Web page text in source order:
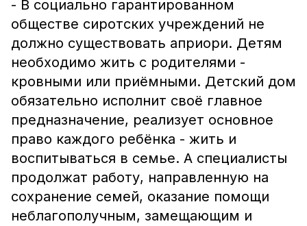
- В социально гарантированном
обществе сиротских учреждений не
должно существовать априори. Детям
необходимо жить с родителями -
кровными или приёмными. Детский дом
обязательно исполнит своё главное
предназначение, реализует основное
право каждого ребёнка - жить и
воспитываться в семье. А специалисты
продолжат работу, направленную на
сохранение семей, оказание помощи
неблагополучным, замещающим и